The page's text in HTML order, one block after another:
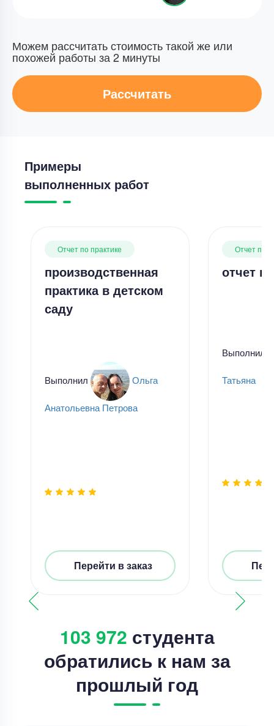
Можем рассчитать стоимость такой же или
похожей работы за 2 минуты
Рассчитать
Примеры
выполненных работ
Отчет по практике
производственная
практика в детском
саду
Выполнил Ольга
Анатольевна Петрова
Перейти в заказ
Отчет по
отчет
Выполнил
Татьяна
103 972 студента
обратились к нам за
прошлый год